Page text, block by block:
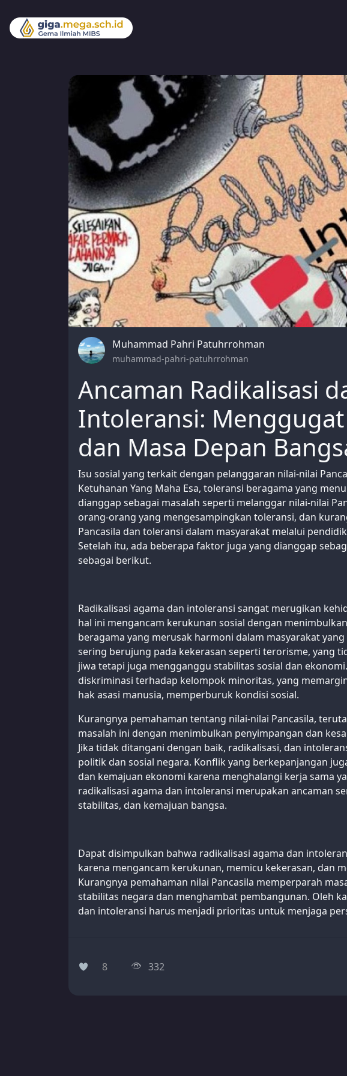
Muhammad Pahri Patuhrrohman
muhammad-pahri-patuhrrohman
Ancaman Radikalisasi
Intoleransi:
dan Masa Depan
Isu sosial yang terkait dengan pelanggaran nilai-nilai
Ketuhanan Yang Maha Esa, toleransi beragama yang
dianggap sebagai masalah seperti melanggar nilai-nilai
orang-orang yang mengesampingkan toleransi, dan
Pancasila dan toleransi dalam masyarakat melalui
Setelah itu, ada beberapa faktor juga yang dianggap
sebagai berikut.
Radikalisasi agama dan intoleransi sangat merugikan
hal ini mengancam kerukunan sosial dengan
beragama yang merusak harmoni dalam masyarakat
sering berujung pada kekerasan seperti terorisme, yang
jiwa tetapi juga mengganggu stabilitas sosial dan
diskriminasi terhadap kelompok minoritas, yang
hak asasi manusia, memperburuk kondisi sosial.
Kurangnya pemahaman tentang nilai-nilai Pancasila,
masalah ini dengan menimbulkan penyimpangan dan
Jika tidak ditangani dengan baik, radikalisasi, dan
politik dan sosial negara. Konflik yang berkepanjangan
dan kemajuan ekonomi karena menghalangi kerja sama
radikalisasi agama dan intoleransi merupakan ancaman
stabilitas, dan kemajuan bangsa.
Dapat disimpulkan bahwa radikalisasi agama dan
karena mengancam kerukunan, memicu kekerasan, dan
Kurangnya pemahaman nilai Pancasila memperparah
stabilitas negara dan menghambat pembangunan. Oleh
dan intoleransi harus menjadi prioritas untuk menjaga
8 332